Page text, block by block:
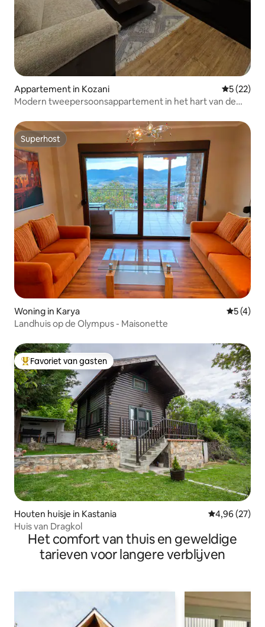
Appartement in Kozani
5 (22)
Modern tweepersoonsappartement in het hart van de
Superhost
Superhost
Woning in Karya
5 (4)
Landhuis op de Olympus - Maisonette
Topfavoriet van gasten
Favoriet van gasten
Houten huisje in Kastania Gemiddelde
4,96 (27)
Huis van Dragkol
Het comfort van thuis en geweldige
tarieven voor langere verblijven